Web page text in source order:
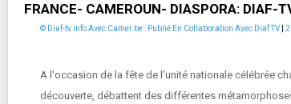
FRANCE- CAMEROUN- DIASPORA: DIAF-
© Diaf-tv.info Avec Camer.be : Publié En Collaboration Avec Diaf TV
A l'occasion de la fête de l’unité nationale célébrée
découverte, débattent des différentes